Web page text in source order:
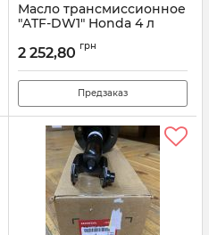
Масло трансмиссионное
"ATF-DW1" Honda 4 л
Артикул: 0826899904HE
2 252,80 грн
Предзаказ